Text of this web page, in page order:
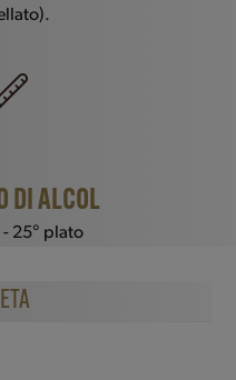
DI ALCOL
- 25° plato